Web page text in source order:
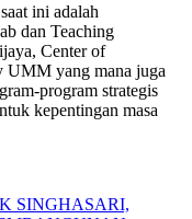
ini adalah
dan Teaching
Center of
UMM yang mana juga
program strategis
kepentingan masa
SINGHASARI,